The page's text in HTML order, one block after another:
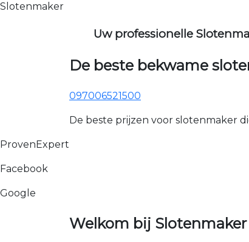
Slotenmaker
Uw professionelle
De beste bekwame
097006521500
De beste prijzen voor slotenmaker
ProvenExpert
Facebook
Google
Welkom bij Slotenmaker